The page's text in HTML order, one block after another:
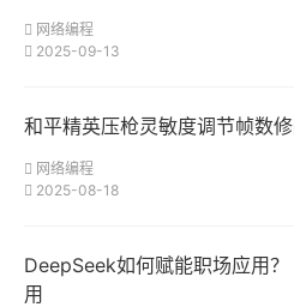
网络编程
2025-09-13
和平精英压枪灵敏度调节帧数
网络编程
2025-08-18
DeepSeek如何赋能职场应用
用